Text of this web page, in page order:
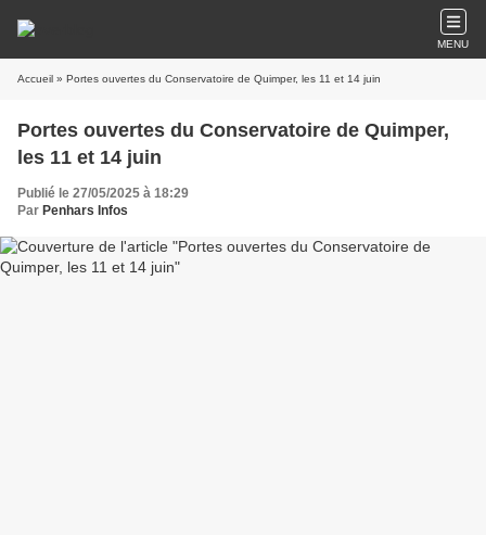
MENU
Accueil » Portes ouvertes du Conservatoire de Quimper, les 11 et 14 juin
Portes ouvertes du Conservatoire de Quimper,
les 11 et 14 juin
Publié le 27/05/2025 à 18:29
Par Penhars Infos